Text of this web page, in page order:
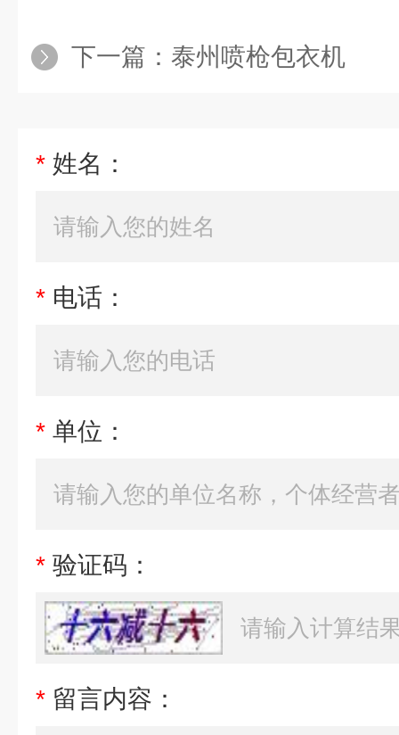
下一篇： 泰州喷枪包衣机
* 姓名：
* 电话：
* 单位：
* 验证码：
* 留言内容：